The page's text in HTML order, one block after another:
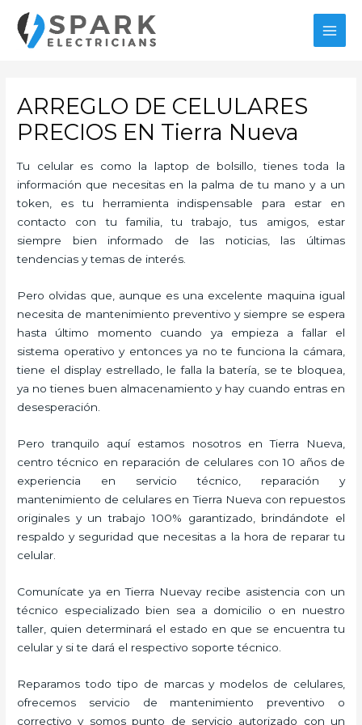
contenido
ARREGLO DE CELULARES
PRECIOS EN Tierra Nueva
Tu celular es como la laptop de bolsillo, tienes toda la
información que necesitas en la palma de tu mano y a un
token, es tu herramienta indispensable para estar en
contacto con tu familia, tu trabajo, tus amigos, estar
siempre bien informado de las noticias, las últimas
tendencias y temas de interés.
Pero olvidas que, aunque es una excelente maquina igual
necesita de mantenimiento preventivo y siempre se espera
hasta último momento cuando ya empieza a fallar el
sistema operativo y entonces ya no te funciona la cámara,
tiene el display estrellado, le falla la batería, se te bloquea,
ya no tienes buen almacenamiento y hay cuando entras en
desesperación.
Pero tranquilo aquí estamos nosotros en Tierra Nueva,
centro técnico en reparación de celulares con 10 años de
experiencia en servicio técnico, reparación y
mantenimiento de celulares en Tierra Nueva con repuestos
originales y un trabajo 100% garantizado, brindándote el
respaldo y seguridad que necesitas a la hora de reparar tu
celular.
Comunícate ya en Tierra Nuevay recibe asistencia con un
técnico especializado bien sea a domicilio o en nuestro
taller, quien determinará el estado en que se encuentra tu
celular y si te dará el respectivo soporte técnico.
Reparamos todo tipo de marcas y modelos de celulares,
ofrecemos servicio de mantenimiento preventivo o
correctivo y somos punto de servicio autorizado con un